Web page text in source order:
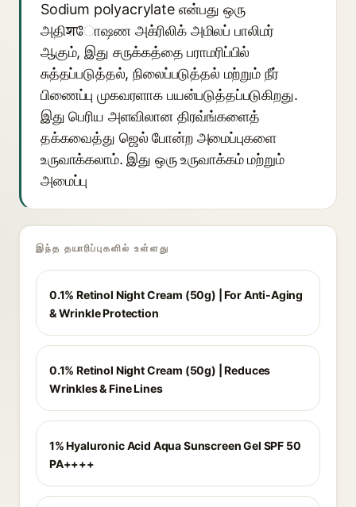
Sodium polyacrylate என்பது ஒரு
அதிशோஷண அக்ரிலிக் அமிலப் பாலிமர்
ஆகும், இது சருக்கத்தை பராமரிப்பில்
சுத்தப்படுத்தல், நிலைப்படுத்தல் மற்றும் நீர்
பிணைப்பு முகவரளாக பயன்படுத்தப்படுகிறது.
இது பெரிய அளவிலான திரவ்ங்களைத்
தக்கவைத்து ஜெல் போன்ற அமைப்புகளை
உருவாக்கலாம். இது ஒரு உருவாக்கம் மற்றும்
அமைப்பு
இந்த தயாரிப்புகளில் உள்ளது
0.1% Retinol Night Cream (50g) | For Anti-Aging
& Wrinkle Protection
0.1% Retinol Night Cream (50g) | Reduces
Wrinkles & Fine Lines
1% Hyaluronic Acid Aqua Sunscreen Gel SPF 50
PA++++